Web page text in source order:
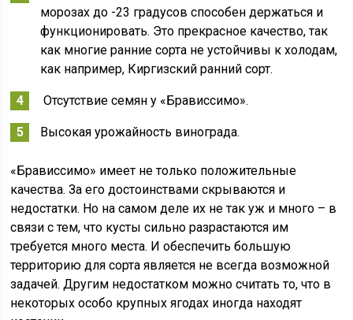
морозах до -23 градусов способен держаться и
функционировать. Это прекрасное качество, так
как многие ранние сорта не устойчивы к холодам,
как например, Киргизский ранний сорт.
Отсутствие семян у «Брависсимо».
Высокая урожайность винограда.
«Брависсимо» имеет не только положительные
качества. За его достоинствами скрываются и
недостатки. Но на самом деле их не так уж и много – в
связи с тем, что кусты сильно разрастаются им
требуется много места. И обеспечить большую
территорию для сорта является не всегда возможной
задачей. Другим недостатком можно считать то, что в
некоторых особо крупных ягодах иногда находят